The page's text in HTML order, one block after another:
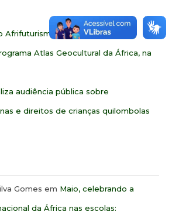
Afrifuturismo e Afriotimismo
Atlas Geocultural da África, na
audiência pública sobre
e direitos de crianças quilombolas
Gomes em Maio, celebrando a
da África nas escolas: